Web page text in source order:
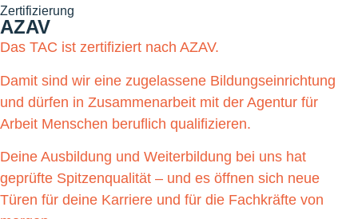
Zertifizierung
AZAV
Das TAC ist zertifiziert nach AZAV.
Damit sind wir eine zugelassene Bildungseinrichtung
und dürfen in Zusammenarbeit mit der Agentur für
Arbeit Menschen beruflich qualifizieren.
Deine Ausbildung und Weiterbildung bei uns hat
geprüfte Spitzenqualität – und es öffnen sich neue
Türen für deine Karriere und für die Fachkräfte von